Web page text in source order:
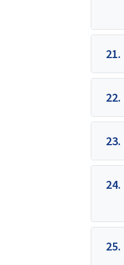
21.
22.
23.
24.
25.